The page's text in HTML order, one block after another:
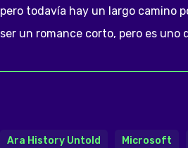
pero todavía hay un largo camino
ser un romance corto, pero es
Ara History Untold Microsoft